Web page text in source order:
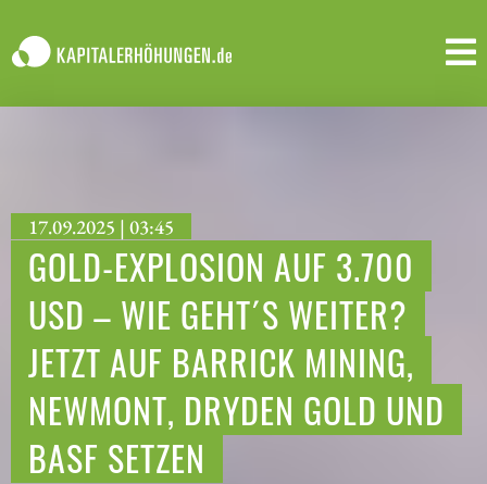
17.09.2025 | 03:45
GOLD-EXPLOSION AUF 3.700
USD – WIE GEHT´S WEITER?
JETZT AUF BARRICK MINING,
NEWMONT, DRYDEN GOLD UND
BASF SETZEN